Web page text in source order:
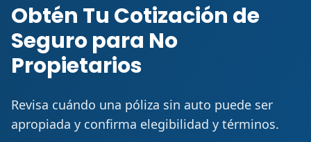
Obtén Tu Cotización de
Seguro para No
Propietarios
Revisa cuándo una póliza sin auto puede ser
apropiada y confirma elegibilidad y términos.